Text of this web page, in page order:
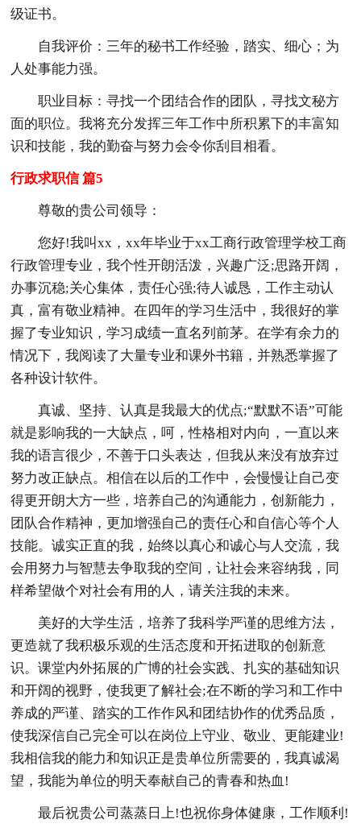
级证书。
自我评价：三年的秘书工作经验，踏实、细心；为
人处事能力强。
职业目标：寻找一个团结合作的团队，寻找文秘方
面的职位。我将充分发挥三年工作中所积累下的丰富知
识和技能，我的勤奋与努力会令你刮目相看。
行政求职信 篇5
尊敬的贵公司领导：
您好!我叫xx，xx年毕业于xx工商行政管理学校工商
行政管理专业，我个性开朗活泼，兴趣广泛;思路开阔，
办事沉稳;关心集体，责任心强;待人诚恳，工作主动认
真，富有敬业精神。在四年的学习生活中，我很好的掌
握了专业知识，学习成绩一直名列前茅。在学有余力的
情况下，我阅读了大量专业和课外书籍，并熟悉掌握了
各种设计软件。
真诚、坚持、认真是我最大的优点;“默默不语”可能
就是影响我的一大缺点，呵，性格相对内向，一直以来
我的语言很少，不善于口头表达，但我从来没有放弃过
努力改正缺点。相信在以后的工作中，会慢慢让自己变
得更开朗大方一些，培养自己的沟通能力，创新能力，
团队合作精神，更加增强自己的责任心和自信心等个人
技能。诚实正直的我，始终以真心和诚心与人交流，我
会用努力与智慧去争取我的空间，让社会来容纳我，同
样希望做个对社会有用的人，请关注我的未来。
美好的大学生活，培养了我科学严谨的思维方法，
更造就了我积极乐观的生活态度和开拓进取的创新意
识。课堂内外拓展的广博的社会实践、扎实的基础知识
和开阔的视野，使我更了解社会;在不断的学习和工作中
养成的严谨、踏实的工作作风和团结协作的优秀品质，
使我深信自己完全可以在岗位上守业、敬业、更能建业!
我相信我的能力和知识正是贵单位所需要的，我真诚渴
望，我能为单位的明天奉献自己的青春和热血!
最后祝贵公司蒸蒸日上!也祝你身体健康，工作顺利!